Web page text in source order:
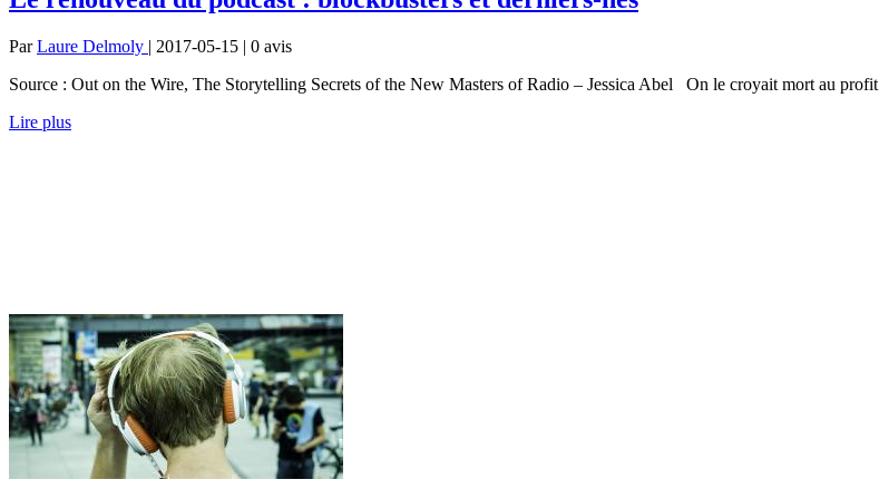
ParLaure Delmoly | 2017-05-15 | 0 avis
Source : Out on the Wire, The Storytelling Secrets of the New Masters of Radio – Jessica Abel On le croyait mort au
Lire plus